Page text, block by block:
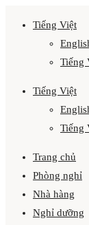
Tiếng Việt
Tiếng
Tiếng Việt
Tiếng
Trang chủ
Phòng nghỉ
Nhà hàng
Nghỉ dưỡng